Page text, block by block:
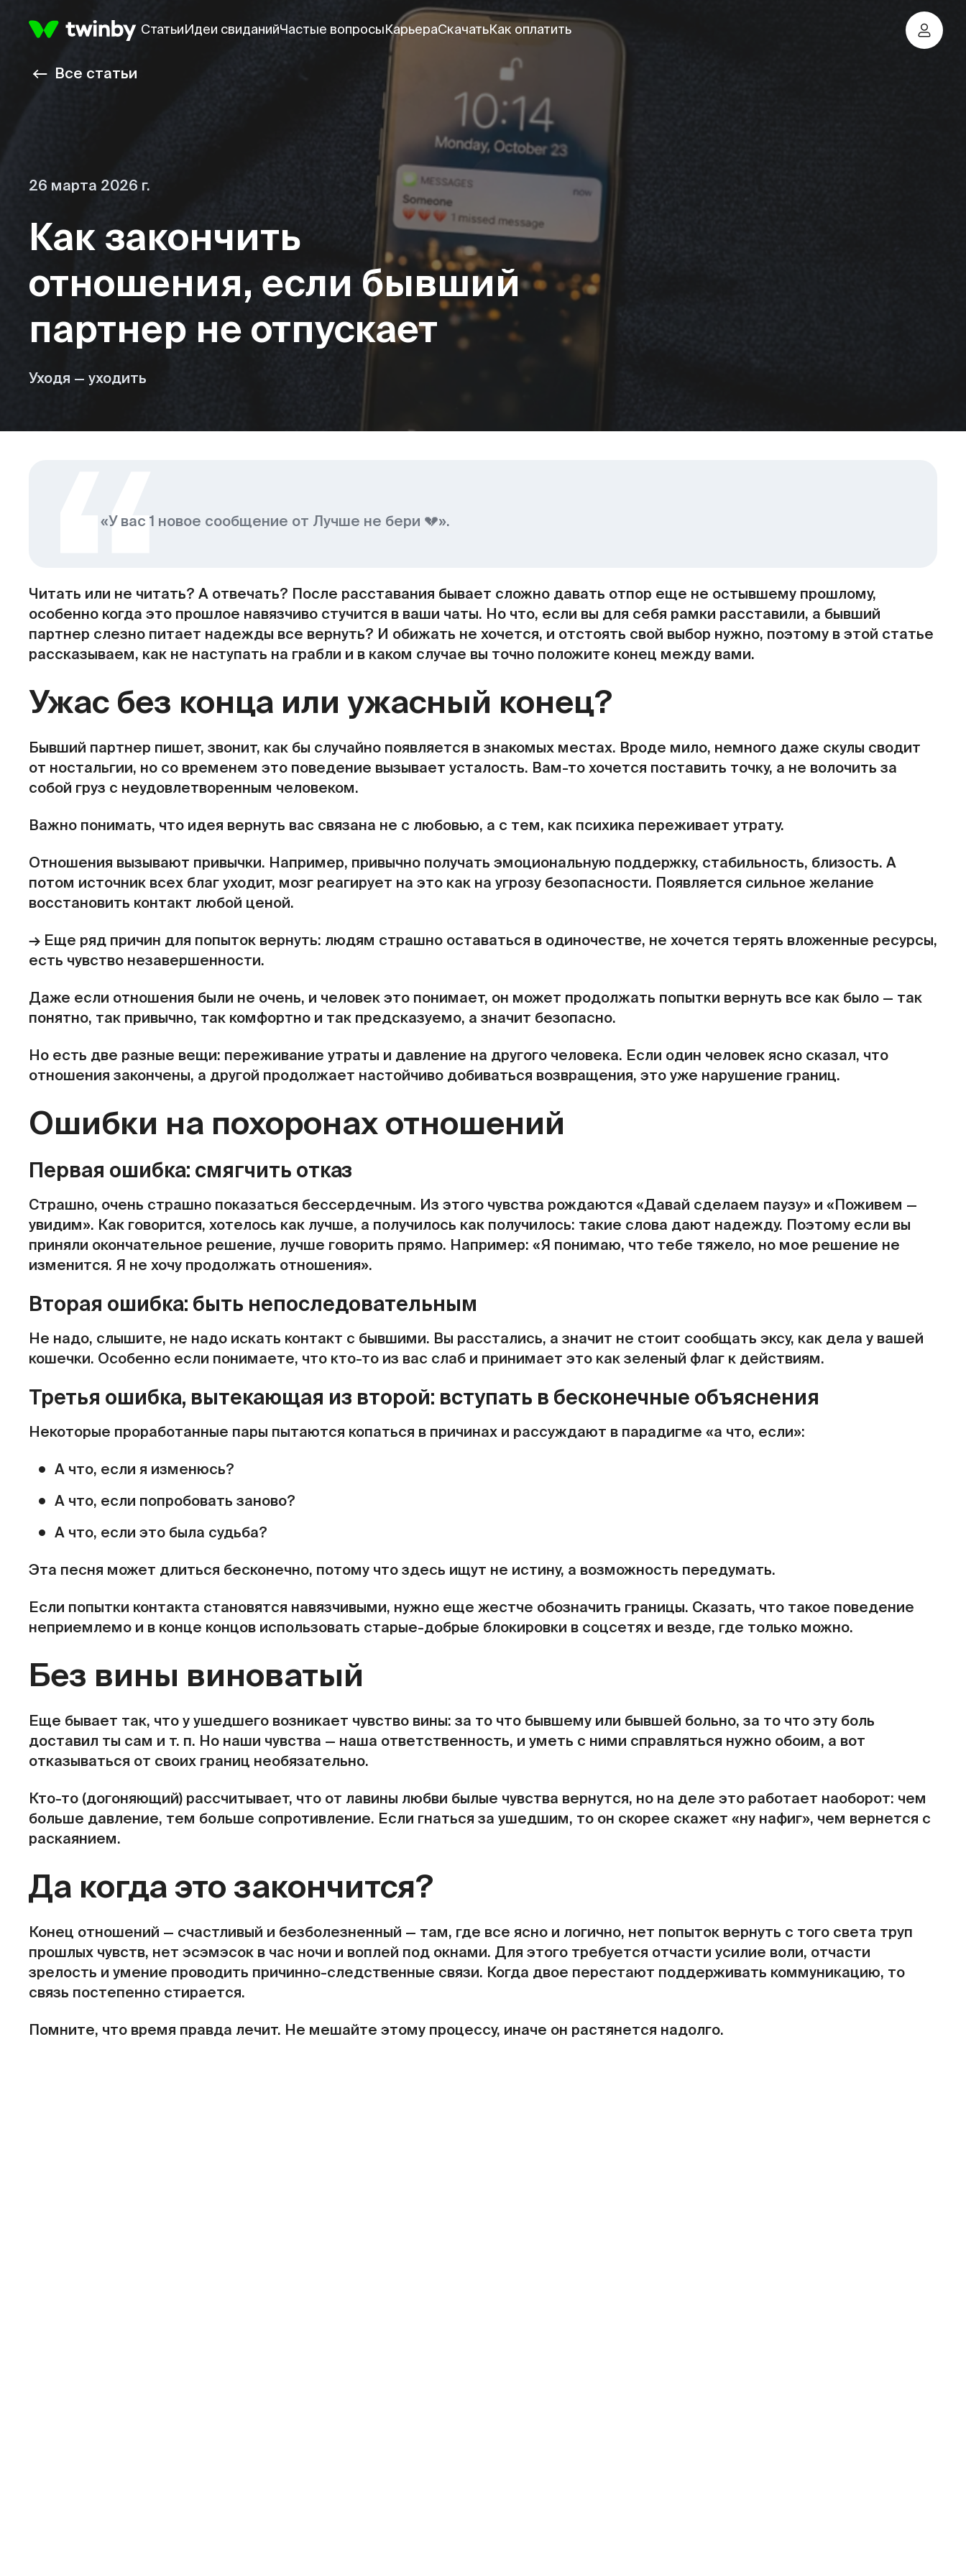
Статьи Идеи свиданийЧастые вопросы КарьераСкачатьКак оплатить
Все статьи
26 марта 2026 г.
Как закончить
отношения, если бывший
партнер не отпускает
Уходя — уходить
«У вас 1 новое сообщение от Лучше не бери 💔».
Читать или не читать? А отвечать? После расставания бывает сложно давать отпор еще не остывшему прошлому,
особенно когда это прошлое навязчиво стучится в ваши чаты. Но что, если вы для себя рамки расставили, а бывший
партнер слезно питает надежды все вернуть? И обижать не хочется, и отстоять свой выбор нужно, поэтому в этой статье
рассказываем, как не наступать на грабли и в каком случае вы точно положите конец между вами.
Ужас без конца или ужасный конец?
Бывший партнер пишет, звонит, как бы случайно появляется в знакомых местах. Вроде мило, немного даже скулы сводит
от ностальгии, но со временем это поведение вызывает усталость. Вам-то хочется поставить точку, а не волочить за
собой груз с неудовлетворенным человеком.
Важно понимать, что идея вернуть вас связана не с любовью, а с тем, как психика переживает утрату.
Отношения вызывают привычки. Например, привычно получать эмоциональную поддержку, стабильность, близость. А
потом источник всех благ уходит, мозг реагирует на это как на угрозу безопасности. Появляется сильное желание
восстановить контакт любой ценой.
→ Еще ряд причин для попыток вернуть: людям страшно оставаться в одиночестве, не хочется терять вложенные ресурсы,
есть чувство незавершенности.
Даже если отношения были не очень, и человек это понимает, он может продолжать попытки вернуть все как было — так
понятно, так привычно, так комфортно и так предсказуемо, а значит безопасно.
Но есть две разные вещи: переживание утраты и давление на другого человека. Если один человек ясно сказал, что
отношения закончены, а другой продолжает настойчиво добиваться возвращения, это уже нарушение границ.
Ошибки на похоронах отношений
Первая ошибка: смягчить отказ
Страшно, очень страшно показаться бессердечным. Из этого чувства рождаются «Давай сделаем паузу» и «Поживем —
увидим». Как говорится, хотелось как лучше, а получилось как получилось: такие слова дают надежду. Поэтому если вы
приняли окончательное решение, лучше говорить прямо. Например: «Я понимаю, что тебе тяжело, но мое решение не
изменится. Я не хочу продолжать отношения».
Вторая ошибка: быть непоследовательным
Не надо, слышите, не надо искать контакт с бывшими. Вы расстались, а значит не стоит сообщать эксу, как дела у вашей
кошечки. Особенно если понимаете, что кто-то из вас слаб и принимает это как зеленый флаг к действиям.
Третья ошибка, вытекающая из второй: вступать в бесконечные объяснения
Некоторые проработанные пары пытаются копаться в причинах и рассуждают в парадигме «а что, если»:
А что, если я изменюсь?
А что, если попробовать заново?
А что, если это была судьба?
Эта песня может длиться бесконечно, потому что здесь ищут не истину, а возможность передумать.
Если попытки контакта становятся навязчивыми, нужно еще жестче обозначить границы. Сказать, что такое поведение
неприемлемо и в конце концов использовать старые-добрые блокировки в соцсетях и везде, где только можно.
Без вины виноватый
Еще бывает так, что у ушедшего возникает чувство вины: за то что бывшему или бывшей больно, за то что эту боль
доставил ты сам и т. п. Но наши чувства — наша ответственность, и уметь с ними справляться нужно обоим, а вот
отказываться от своих границ необязательно.
Кто-то (догоняющий) рассчитывает, что от лавины любви былые чувства вернутся, но на деле это работает наоборот: чем
больше давление, тем больше сопротивление. Если гнаться за ушедшим, то он скорее скажет «ну нафиг», чем вернется с
раскаянием.
Да когда это закончится?
Конец отношений — счастливый и безболезненный — там, где все ясно и логично, нет попыток вернуть с того света труп
прошлых чувств, нет эсэмэсок в час ночи и воплей под окнами. Для этого требуется отчасти усилие воли, отчасти
зрелость и умение проводить причинно-следственные связи. Когда двое перестают поддерживать коммуникацию, то
связь постепенно стирается.
Помните, что время правда лечит. Не мешайте этому процессу, иначе он растянется надолго.